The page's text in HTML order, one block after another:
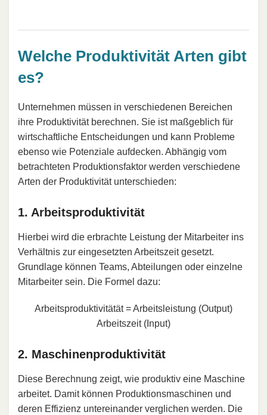
Welche Produktivität Arten gibt
es?
Unternehmen müssen in verschiedenen Bereichen
ihre Produktivität berechnen. Sie ist maßgeblich für
wirtschaftliche Entscheidungen und kann Probleme
ebenso wie Potenziale aufdecken. Abhängig vom
betrachteten Produktionsfaktor werden verschiedene
Arten der Produktivität unterschieden:
1. Arbeitsproduktivität
Hierbei wird die erbrachte Leistung der Mitarbeiter ins
Verhältnis zur eingesetzten Arbeitszeit gesetzt.
Grundlage können Teams, Abteilungen oder einzelne
Mitarbeiter sein. Die Formel dazu:
Arbeitsproduktivitätät =Arbeitsleistung (Output)
Arbeitszeit (Input)
2. Maschinenproduktivität
Diese Berechnung zeigt, wie produktiv eine Maschine
arbeitet. Damit können Produktionsmaschinen und
deren Effizienz untereinander verglichen werden. Die